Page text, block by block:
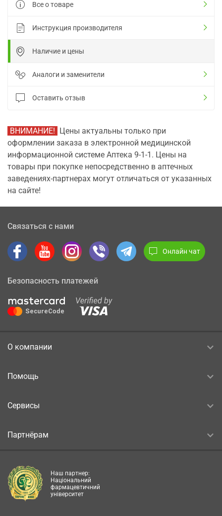
Все о товаре
Инструкция производителя
Наличие и цены
Аналоги и заменители
Оставить отзыв
ВНИМАНИЕ! Цены актуальны только при
оформлении заказа в электронной медицинской
информационной системе Аптека 9-1-1. Цены на
товары при покупке непосредственно в аптечных
заведениях-партнерах могут отличаться от указанных
на сайте!
Связаться с нами
Онлайн чат
Безопасность платежей
О компании
Помощь
Сервисы
Партнёрам
Наш партнер:
Національний
фармацевтичний
університет